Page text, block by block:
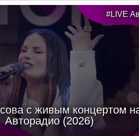
с живым концертом
Авторадио (2026)
#LIVE